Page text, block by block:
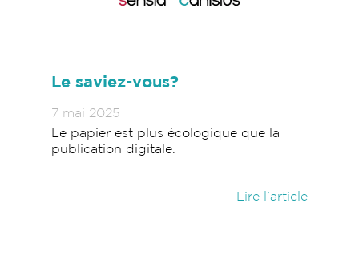
Le saviez-vous?
7 mai 2025
Le papier est plus écologique que la
publication digitale.
Lire l'article